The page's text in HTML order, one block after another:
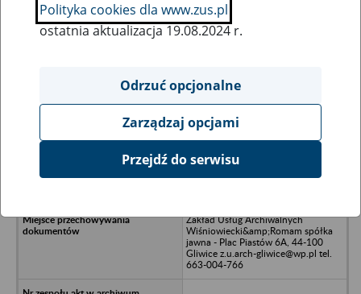
Ukryj wszystkie pozycje bazy
GP Projekt Spółka z o.o. - Sosnowiec
Zakład Usług Archiwalnych
Wiśniowiecki&amp;Romam spółka
jawna - Plac Piastów 6A, 44-100
Gliwice z.u.arch-gliwice@wp.pl tel.
663-004-766
Polityka cookies dla www.zus.pl
ostatnia aktualizacja 19.08.2024 r.
Odrzuć opcjonalne
Zarządzaj opcjami
Przejdź do serwisu